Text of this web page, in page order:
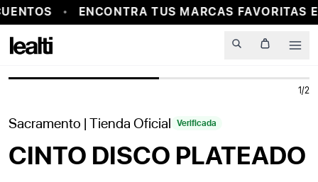
ENCONTRA TUS MARCAS FAVORITAS
PROBADOR VIRTUAL
1/2
Sacramento | Tienda Oficial Verificada
CINTO DISCO PLATEADO